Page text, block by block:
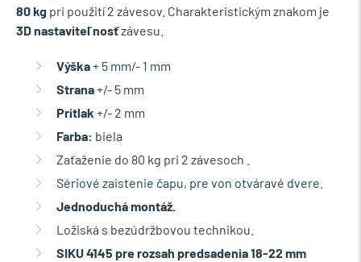
80 kg pri použití 2 závesov. Charakteristickým znakom je
3D nastaviteľnosťzávesu.
Výška+ 5 mm/- 1 mm
Strana+/- 5 mm
Prítlak +/- 2 mm
Farba: biela
Zaťaženie do 80 kg pri 2 závesoch .
Sériové zaistenie čapu, pre von otváravé dvere.
Jednoduchá montáž.
Ložiská s bezúdržbovou technikou.
SIKU 4145 pre rozsah predsadenia 18-22 mm